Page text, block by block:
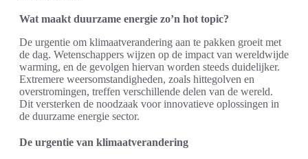
Wat maakt duurzame energie zo’n hot topic?
De urgentie om klimaatverandering aan te pakken groeit met
de dag. Wetenschappers wijzen op de impact van wereldwijde
warming, en de gevolgen hiervan worden steeds duidelijker.
Extremere weersomstandigheden, zoals hittegolven en
overstromingen, treffen verschillende delen van de wereld.
Dit versterken de noodzaak voor innovatieve oplossingen in
de duurzame energie sector.
De urgentie van klimaatverandering